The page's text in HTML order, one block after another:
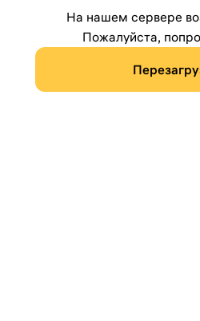
На нашем сервере
Пожалуйста,